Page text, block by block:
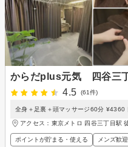
からだplus元気 四谷三
4.5
(61件)
全身＋足裏＋頭マッサージ60分 ¥4360
アクセス：東京メトロ 四谷三丁目駅
ポイントが貯まる・使える メンズ歓迎